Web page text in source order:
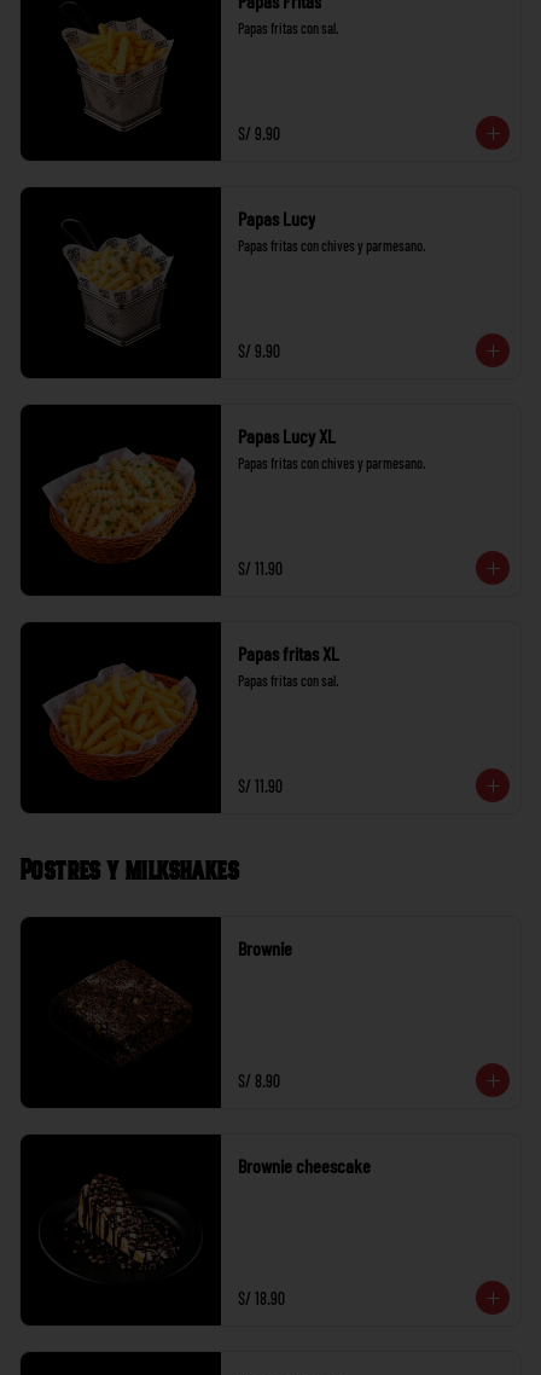
Papas fritas con sal.
S/ 9.90
Papas Lucy
Papas fritas con chives y parmesano.
S/ 9.90
Papas Lucy XL
Papas fritas con chives y parmesano.
S/ 11.90
Papas fritas XL
Papas fritas con sal.
S/ 11.90
Postres y milkshakes
Brownie
S/ 8.90
Brownie cheescake
S/ 18.90